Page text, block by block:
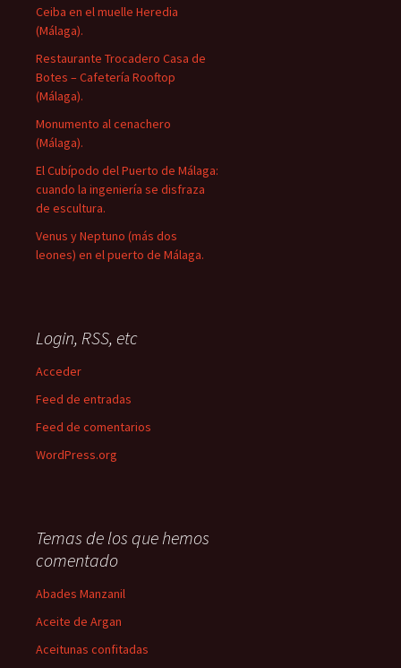
entradas
Ceiba en el muelle Heredia
(Málaga).
Restaurante Trocadero Casa de
Botes – Cafetería Rooftop
(Málaga).
Monumento al cenachero
(Málaga).
El Cubípodo del Puerto de Málaga:
cuando la ingeniería se disfraza
de escultura.
Venus y Neptuno (más dos
leones) en el puerto de Málaga.
Login, RSS, etc
Acceder
Feed de entradas
Feed de comentarios
WordPress.org
Temas de los que hemos
comentado
Abades Manzanil
Aceite de Argan
Aceitunas confitadas